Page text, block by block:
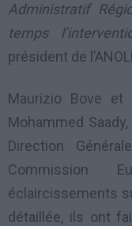
Administratif
temps
président de
Maurizio Bove et
Mohammed
Direction
Commission
éclaircissements
détaillée, ils ont